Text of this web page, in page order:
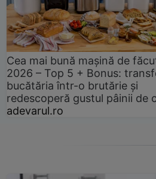
Cea mai bună mașină de
2026 – Top 5 + Bonus:
bucătăria într-o brutărie și
redescoperă gustul pâinii de
adevarul.ro